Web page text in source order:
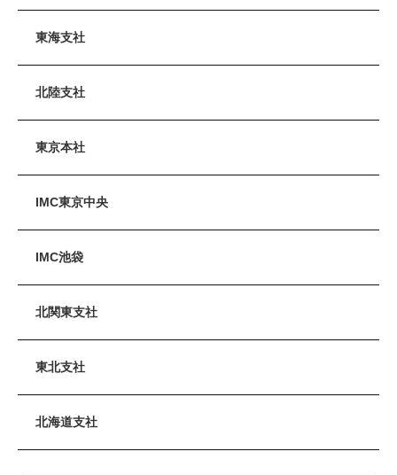
東海支社
北陸支社
東京本社
IMC東京中央
IMC池袋
北関東支社
東北支社
北海道支社